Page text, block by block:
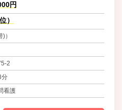
円
）
）
2
分
看護